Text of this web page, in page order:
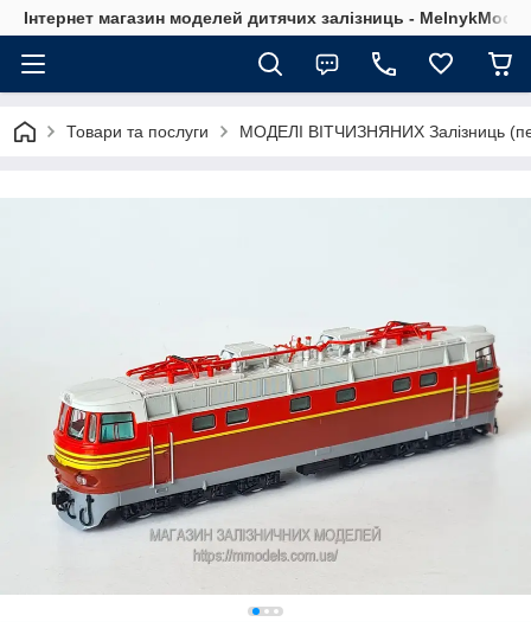
Інтернет магазин моделей дитячих залізниць -
Товари та послуги МОДЕЛІ ВІТЧИЗНЯНИХ Залізниць